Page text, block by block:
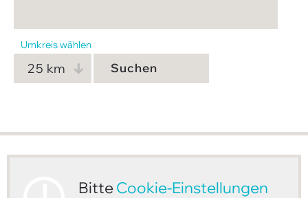
Umkreis wählen
Suchen
BitteCookie-Einstellungen
Sitemap
Datenschutz